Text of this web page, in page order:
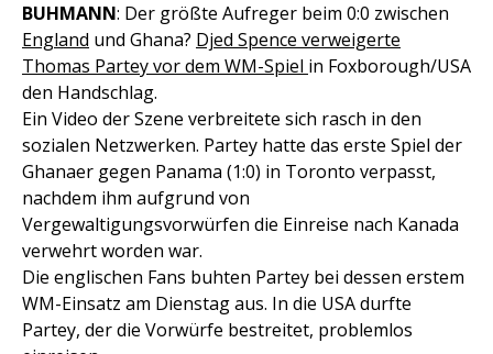
BUHMANN: Der größte Aufreger beim 0:0 zwischen
England und Ghana? Djed Spence verweigerte
Thomas Partey vor dem WM-Spiel in Foxborough/USA
den Handschlag.
Ein Video der Szene verbreitete sich rasch in den
sozialen Netzwerken. Partey hatte das erste Spiel der
Ghanaer gegen Panama (1:0) in Toronto verpasst,
nachdem ihm aufgrund von
Vergewaltigungsvorwürfen die Einreise nach Kanada
verwehrt worden war.
Die englischen Fans buhten Partey bei dessen erstem
WM-Einsatz am Dienstag aus. In die USA durfte
Partey, der die Vorwürfe bestreitet, problemlos